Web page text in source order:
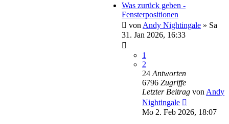
Was zurück geben -
Fensterpositionen
von Andy Nightingale » Sa
31. Jan 2026, 16:33
1
2
24 Antworten
6796 Zugriffe
Letzter Beitrag von Andy
Nightingale
Mo 2. Feb 2026, 18:07